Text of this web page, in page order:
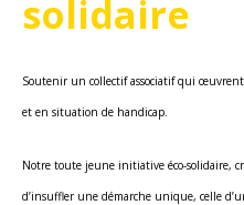
solidaire
Soutenir un collectif associatif qui
et en situation de handicap.
Notre toute jeune initiative éco-solidaire,
d’insuffler une démarche unique, celle